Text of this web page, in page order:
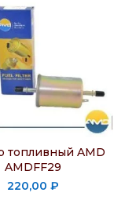
топливный AMD
AMDFF29
220,00 ₽